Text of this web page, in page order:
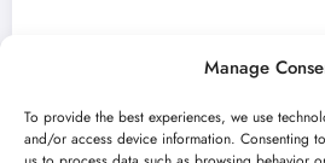
Manage
To provide the best experiences, we use
and/or access device information. Consenting